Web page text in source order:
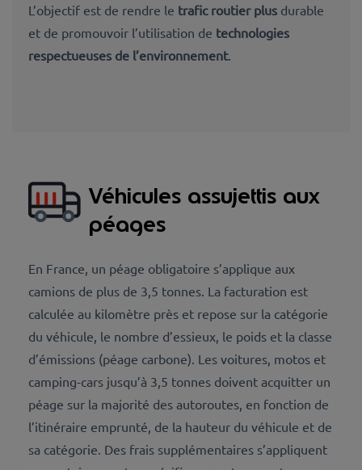
L’objectif est de rendre le trafic routier plus durable
et de promouvoir l’utilisation de technologies
respectueuses de l’environnement.
Véhicules assujettis aux
péages
En France, un péage obligatoire s’applique aux
camions de plus de 3,5 tonnes. La facturation est
calculée au kilomètre près et repose sur la catégorie
du véhicule, le nombre d’essieux, le poids et la classe
d’émissions (péage carbone). Les voitures, motos et
camping-cars jusqu’à 3,5 tonnes doivent acquitter un
péage sur la majorité des autoroutes, en fonction de
l’itinéraire emprunté, de la hauteur du véhicule et de
sa catégorie. Des frais supplémentaires s’appliquent